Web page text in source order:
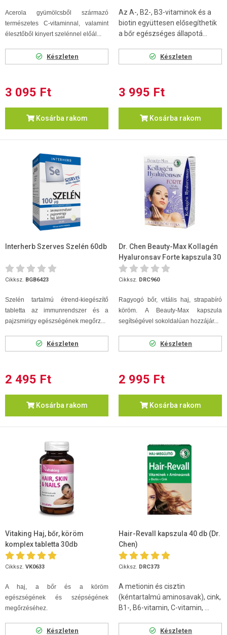
Acerola gyümölcsből származó
természetes C-vitaminnal, valamint
élesztőből kinyert szelénnel előál...
Készleten
3 095 Ft
Kosárba rakom
Az A-, B2-, B3-vitaminok és a
biotin együttesen elősegíthetik
a bőr egészséges állapotá...
Készleten
3 995 Ft
Kosárba rakom
Interherb Szerves Szelén 60db
Cikksz. BGB6423
Szelén tartalmú étrend-kiegészítő
tabletta az immunrendszer és a
pajzsmirigy egészségének megőrz...
Készleten
2 495 Ft
Kosárba rakom
Dr. Chen Beauty-Max Kollagén
Hyaluronsav Forte kapszula 30
db
Cikksz. DRC960
Ragyogó bőr, vitális haj, strapabíró
köröm. A Beauty-Max kapszula
segítségével sokoldalúan hozzájár...
Készleten
2 995 Ft
Kosárba rakom
Vitaking Haj, bőr, köröm
komplex tabletta 30db
Cikksz. VK0633
A haj, a bőr és a köröm
egészségének és szépségének
megőrzéséhez.
Készleten
Hair-Revall kapszula 40 db (Dr.
Chen)
Cikksz. DRC373
A metionin és cisztin
(kéntartalmú aminosavak), cink,
B1-, B6-vitamin, C-vitamin, ...
Készleten